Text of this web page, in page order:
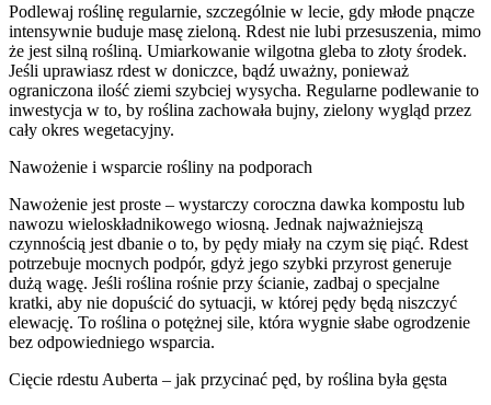
Podlewaj roślinę regularnie, szczególnie w lecie, gdy młode pnącze
intensywnie buduje masę zieloną. Rdest nie lubi przesuszenia, mimo
że jest silną rośliną. Umiarkowanie wilgotna gleba to złoty środek.
Jeśli uprawiasz rdest w doniczce, bądź uważny, ponieważ
ograniczona ilość ziemi szybciej wysycha. Regularne podlewanie to
inwestycja w to, by roślina zachowała bujny, zielony wygląd przez
cały okres wegetacyjny.
Nawożenie i wsparcie rośliny na podporach
Nawożenie jest proste – wystarczy coroczna dawka kompostu lub
nawozu wieloskładnikowego wiosną. Jednak najważniejszą
czynnością jest dbanie o to, by pędy miały na czym się piąć. Rdest
potrzebuje mocnych podpór, gdyż jego szybki przyrost generuje
dużą wagę. Jeśli roślina rośnie przy ścianie, zadbaj o specjalne
kratki, aby nie dopuścić do sytuacji, w której pędy będą niszczyć
elewację. To roślina o potężnej sile, która wygnie słabe ogrodzenie
bez odpowiedniego wsparcia.
Cięcie rdestu Auberta – jak przycinać pęd, by roślina była gęsta